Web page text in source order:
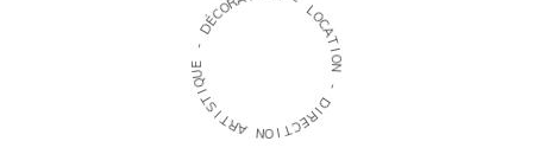
D
É
CO L
O
C
A
T
I
O
N
-
D
I
R
E
C
T
I
O
N
A
R
T
I
S
T
I
Q
U
E
-